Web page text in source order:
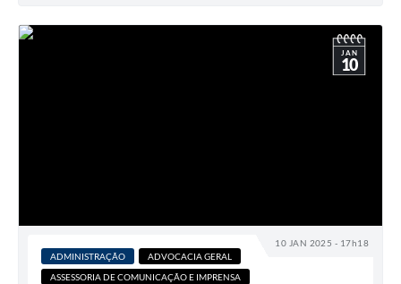
10 JAN 2025 - 17h18
JAN
10
ADMINISTRAÇÃO
ADVOCACIA GERAL
ASSESSORIA DE COMUNICAÇÃO E IMPRENSA